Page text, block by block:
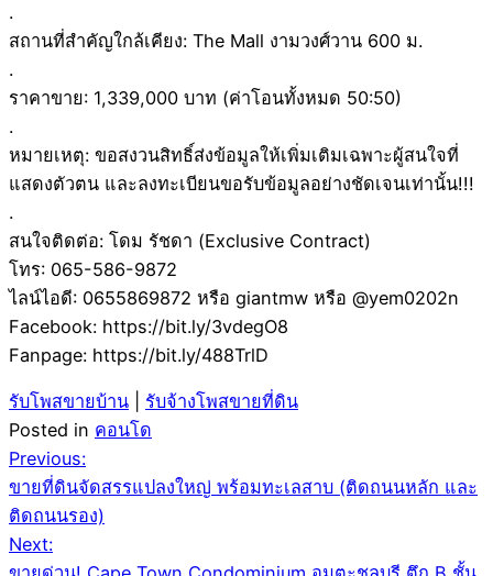
.
สถานที่สำคัญใกล้เคียง: The Mall งามวงศ์วาน 600 ม.
.
ราคาขาย: 1,339,000 บาท (ค่าโอนทั้งหมด 50:50)
.
หมายเหตุ: ขอสงวนสิทธิ์ส่งข้อมูลให้เพิ่มเติมเฉพาะผู้สนใจที่
แสดงตัวตน และลงทะเบียนขอรับข้อมูลอย่างชัดเจนเท่านั้น!!!
.
สนใจติดต่อ: โดม รัชดา (Exclusive Contract)
โทร: 065-586-9872
ไลน์ไอดี: 0655869872 หรือ giantmw หรือ @yem0202n
Facebook: https://bit.ly/3vdegO8
Fanpage: https://bit.ly/488TrlD
รับโพสขายบ้าน
รับจ้างโพสขายที่ดิน
Posted in คอนโด
Post
navigation
Previous:
ขายที่ดินจัดสรรแปลงใหญ่ พร้อมทะเลสาบ (ติดถนนหลัก และ
ติดถนนรอง)
Next: